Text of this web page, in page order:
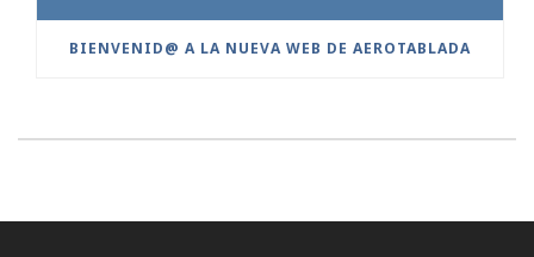
BIENVENID@ A LA NUEVA WEB DE AEROTABLADA